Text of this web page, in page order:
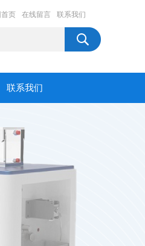
页 在线留言 联系我们
联系我们